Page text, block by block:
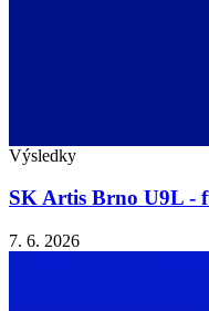
Výsledky
SK Artis Brno U9L -
7. 6. 2026